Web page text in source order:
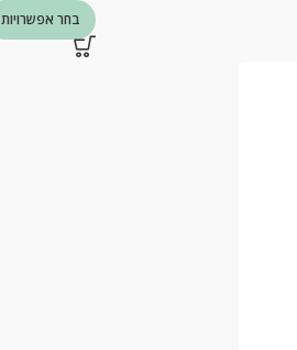
בחר אפשרויות